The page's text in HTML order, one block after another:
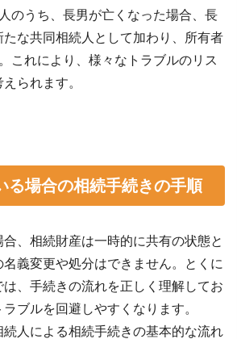
のうち、長男が亡くなった場合、長
な共同相続人として加わり、所有者
これにより、様々なトラブルのリス
られます。
る場合の相続手続きの手順
、相続財産は一時的に共有の状態と
義変更や処分はできません。とくに
、手続きの流れを正しく理解してお
ブルを回避しやすくなります。
続人による相続手続きの基本的な流れ